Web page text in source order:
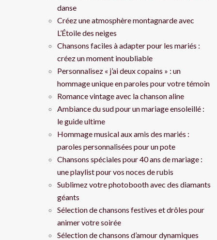
danse
Créez une atmosphère montagnarde avec
L’Étoile des neiges
Chansons faciles à adapter pour les mariés :
créez un moment inoubliable
Personnalisez « j’ai deux copains » : un
hommage unique en paroles pour votre témoin
Romance vintage avec la chanson aline
Ambiance du sud pour un mariage ensoleillé :
le guide ultime
Hommage musical aux amis des mariés :
paroles personnalisées pour un pote
Chansons spéciales pour 40 ans de mariage :
une playlist pour vos noces de rubis
Sublimez votre photobooth avec des diamants
géants
Sélection de chansons festives et drôles pour
animer votre soirée
Sélection de chansons d’amour dynamiques